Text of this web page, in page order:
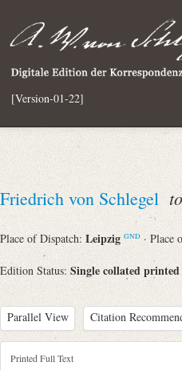
[Version-01-22]
Friedrich von Schlegel to
Place of Dispatch: Leipzig GND · Place
Edition Status: Single collated
Parallel View Citation
Metadata Concerning Header
Printed Full Text